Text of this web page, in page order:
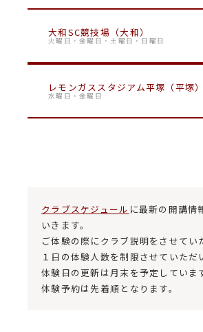
大和SC競技場（大和）
火曜日・金曜日・土曜日・日曜日
レモンガススタジアム平塚（平塚）
水曜日・金曜日
クラブスケジュール に最新の開講情
いきます。
ご体験の際にクラブ説明をさせてい
１日の体験人数を制限させていただ
体験日の更新は月末を予定していま
体験予約は先着順となります。